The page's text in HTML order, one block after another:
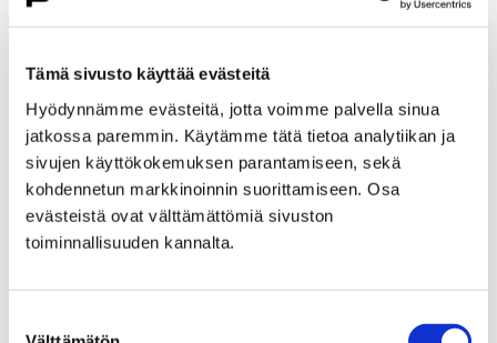
Tämä sivusto käyttää evästeitä
Hyödynnämme evästeitä, jotta voimme palvella sinua
jatkossa paremmin. Käytämme tätä tietoa analytiikan ja
sivujen käyttökokemuksen parantamiseen, sekä
kohdennetun markkinoinnin suorittamiseen. Osa
evästeistä ovat välttämättömiä sivuston
toiminnallisuuden kannalta.
Etusivu Kasvatus ja koulutus
Lukio
Päättyneet hankkeet
Priima
Priima-päivä 25.8. Porissa
Priima-päivä 25.8. Porissa